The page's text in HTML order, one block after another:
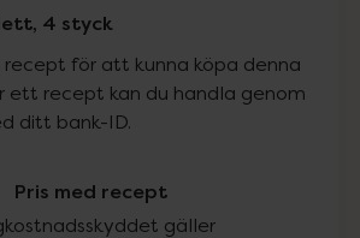
4 styck
för att kunna köpa denna
ett recept kan du handla genom
ditt bank-ID.
Pris med recept
gäller